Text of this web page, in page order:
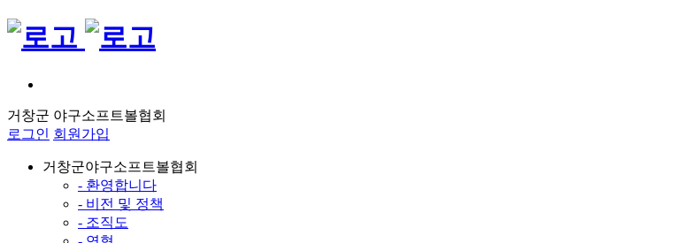
거창군 야구소프트볼협회
로그인 회원가입
거창군야구소프트볼협회
- 환영합니다
- 비전 및 정책
- 조직도